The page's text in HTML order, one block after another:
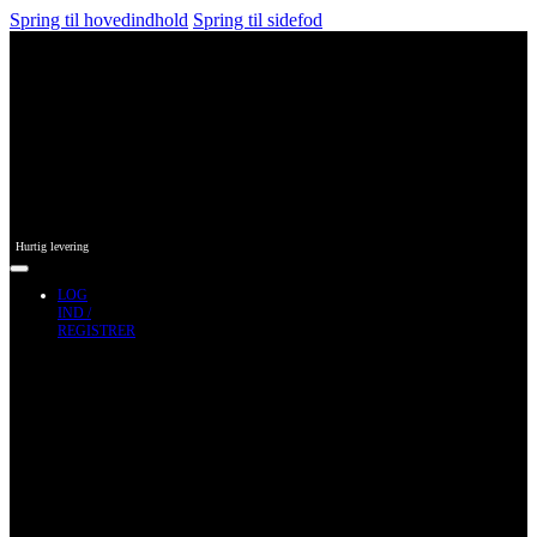
Spring til hovedindhold Spring til sidefod
Hurtig levering
LOG
IND /
REGISTRER